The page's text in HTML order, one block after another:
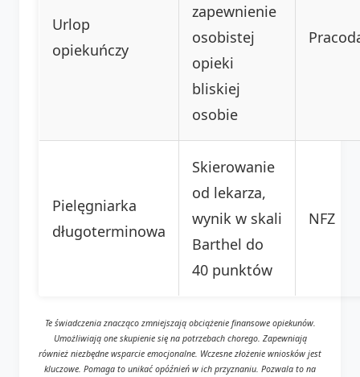
Urlop
opiekuńczy
zapewnienie
osobistej
opieki
bliskiej
osobie
Pielęgniarka
długoterminowa
Skierowanie
od lekarza,
wynik w skali
Barthel do
40 punktów
NFZ
Te świadczenia znacząco zmniejszają obciążenie finansowe opiekunów.
Umożliwiają one skupienie się na potrzebach chorego. Zapewniają
również niezbędne wsparcie emocjonalne. Wczesne złożenie wniosków jest
kluczowe. Pomaga to unikać opóźnień w ich przyznaniu. Pozwala to na